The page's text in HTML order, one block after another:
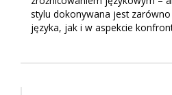
stylu dokonywana jest
języka, jak i w aspekcie